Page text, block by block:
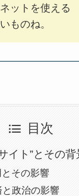
ットを使える
ものね。
目次
イト”とその背
その影響
と政治の影響